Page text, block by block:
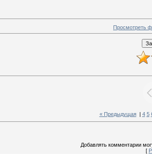
Просмотреть
« Предыдущая| 4 5
Добавлять комментарии
[